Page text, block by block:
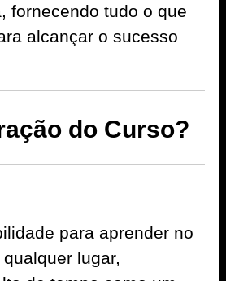
fornecendo tudo o que
alcançar o sucesso
do Curso?
para aprender no
lugar,